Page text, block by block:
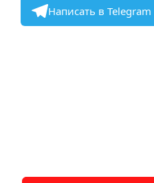
Написать в Telegram